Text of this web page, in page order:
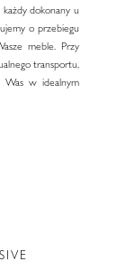
dokonany u
o przebiegu
meble. Przy
transportu,
w idealnym